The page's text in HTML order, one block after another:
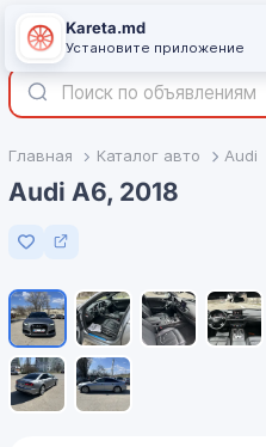
Главная Каталог авто Audi
Audi A6, 2018
Добавить в избранное
Kareta.md
Установите приложение